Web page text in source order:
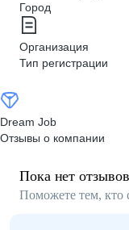
Город
Организация
Тип регистрации
Dream Job
Отзывы о компании
Пока нет
Поможете тем, кто